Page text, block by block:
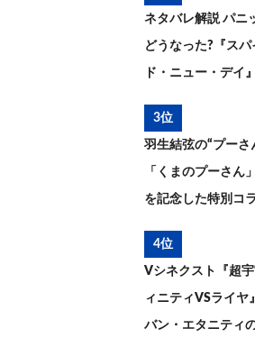
ネタバレ解説 パニ
どうなった?『ス
ド・ニュー・デイ
3位
羽生結弦の“プーさ
「くまのプーさん
を記念した特別コ
4位
Vシネクスト『超
ィニティVSライ
バン・エタニティ